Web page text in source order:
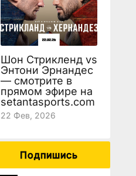
Шон Стрикленд vs
Энтони Эрнандес
— смотрите в
прямом эфире на
setantasports.com
22 Фев, 2026
Подпишись